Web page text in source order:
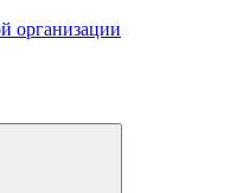
организации